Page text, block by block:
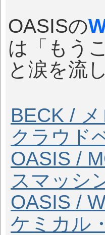
OASISの
は「もう
と涙を流
BECK /
クラウド
OASIS /
スマッシ
OASIS /
ケミカル